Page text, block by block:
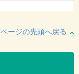
ページの先頭へ戻る